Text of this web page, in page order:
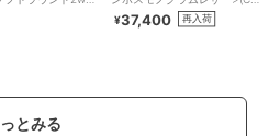
1611)
¥37,400 再入荷
とみる